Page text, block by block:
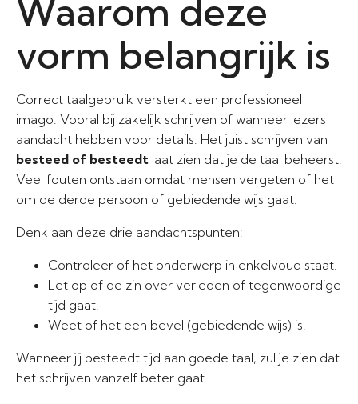
Waarom deze
vorm belangrijk is
Correct taalgebruik versterkt een professioneel
imago. Vooral bij zakelijk schrijven of wanneer lezers
aandacht hebben voor details. Het juist schrijven van
besteed of besteedt laat zien dat je de taal beheerst.
Veel fouten ontstaan omdat mensen vergeten of het
om de derde persoon of gebiedende wijs gaat.
Denk aan deze drie aandachtspunten:
Controleer of het onderwerp in enkelvoud staat.
Let op of de zin over verleden of tegenwoordige
tijd gaat.
Weet of het een bevel (gebiedende wijs) is.
Wanneer jij besteedt tijd aan goede taal, zul je zien dat
het schrijven vanzelf beter gaat.